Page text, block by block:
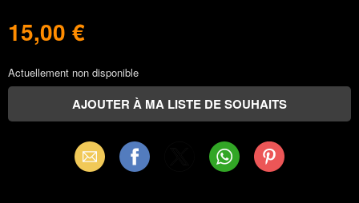
15,00 €
Actuellement non disponible
Email Facebook WhatsAppPinterest